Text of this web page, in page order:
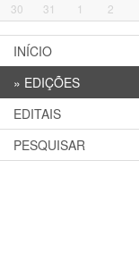
30
31 1 2
INÍCIO
» EDIÇÕES
EDITAIS
PESQUISAR